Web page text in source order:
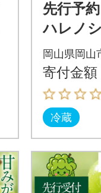
先行予約 木熟ぶど
ハレノ
インマ
房 約
発送
岡山県岡山
寄付金額
冷蔵